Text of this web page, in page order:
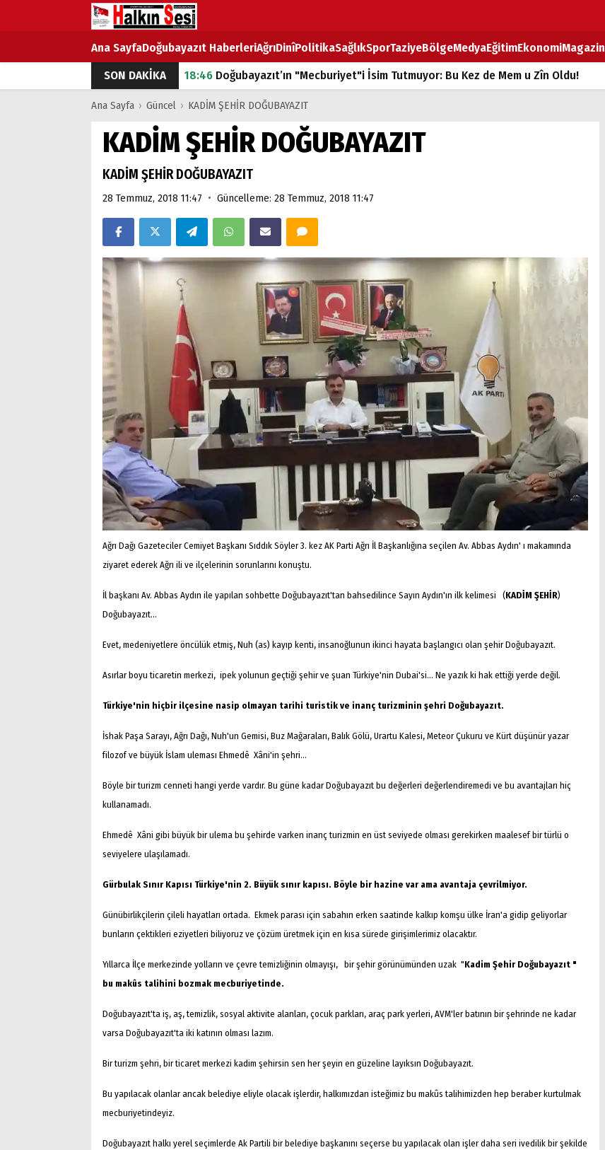
Ana SayfaDoğubayazıt HaberleriAğrıDinîPolitikaSağlıkSporTaziyeBölgeMedyaEğitimEkonomiMagazin
SON DAKİKA
18:46 Doğubayazıt’ın "Mecburiyet"i İsim Tutmuyor: Bu Kez de Mem u Zîn Oldu!
07:53Doğubayazıt’ta Ekmek Fiyatlarına Zam
07:16Doğubayazıt'ta çocukların sırtındaki ağır yük
07:00DEVLET ve HÜKÜMET
18:29ÇARŞI CADDESİ YAZ BOZ TAHTASI
Ana Sayfa › Güncel › KADİM ŞEHİR DOĞUBAYAZIT
KADİM ŞEHİR DOĞUBAYAZIT
KADİM ŞEHİR DOĞUBAYAZIT
28 Temmuz, 2018 11:47 • Güncelleme: 28 Temmuz, 2018 11:47
Ağrı Dağı Gazeteciler Cemiyet Başkanı Sıddık Söyler 3. kez AK Parti Ağrı İl Başkanlığına seçilen Av. Abbas Aydın' ı makamında
ziyaret ederek Ağrı ili ve ilçelerinin sorunlarını konuştu.
İl başkanı Av. Abbas Aydın ile yapılan sohbette Doğubayazıt'tan bahsedilince Sayın Aydın'ın ilk kelimesi (KADİM ŞEHİR)
Doğubayazıt...
Evet, medeniyetlere öncülük etmiş, Nuh (as) kayıp kenti, insanoğlunun ikinci hayata başlangıcı olan şehir Doğubayazıt.
Asırlar boyu ticaretin merkezi, ipek yolunun geçtiği şehir ve şuan Türkiye'nin Dubai'si... Ne yazık ki hak ettiği yerde değil.
Türkiye'nin hiçbir ilçesine nasip olmayan tarihi turistik ve inanç turizminin şehri Doğubayazıt.
İshak Paşa Sarayı, Ağrı Dağı, Nuh'un Gemisi, Buz Mağaraları, Balık Gölü, Urartu Kalesi, Meteor Çukuru ve Kürt düşünür yazar
filozof ve büyük İslam uleması Ehmedê Xâni'in şehri...
Böyle bir turizm cenneti hangi yerde vardır. Bu güne kadar Doğubayazıt bu değerleri değerlendiremedi ve bu avantajları hiç
kullanamadı.
Ehmedê Xâni gibi büyük bir ulema bu şehirde varken inanç turizmin en üst seviyede olması gerekirken maalesef bir türlü o
seviyelere ulaşılamadı.
Gürbulak Sınır Kapısı Türkiye'nin 2. Büyük sınır kapısı. Böyle bir hazine var ama avantaja çevrilmiyor.
Günübirlikçilerin çileli hayatları ortada. Ekmek parası için sabahın erken saatinde kalkıp komşu ülke İran'a gidip geliyorlar
bunların çektikleri eziyetleri biliyoruz ve çözüm üretmek için en kısa sürede girişimlerimiz olacaktır.
Yıllarca İlçe merkezinde yolların ve çevre temizliğinin olmayışı, bir şehir görünümünden uzak "Kadim Şehir Doğubayazıt "
bu makûs talihini bozmak mecburiyetinde.
Doğubayazıt'ta iş, aş, temizlik, sosyal aktivite alanları, çocuk parkları, araç park yerleri, AVM'ler batının bir şehrinde ne kadar
varsa Doğubayazıt'ta iki katının olması lazım.
Bir turizm şehri, bir ticaret merkezi kadim şehirsin sen her şeyin en güzeline layıksın Doğubayazıt.
Bu yapılacak olanlar ancak belediye eliyle olacak işlerdir, halkımızdan isteğimiz bu makûs talihimizden hep beraber kurtulmak
mecburiyetindeyiz.
Doğubayazıt halkı yerel seçimlerde Ak Partili bir belediye başkanını seçerse bu yapılacak olan işler daha seri ivedilik bir şekilde